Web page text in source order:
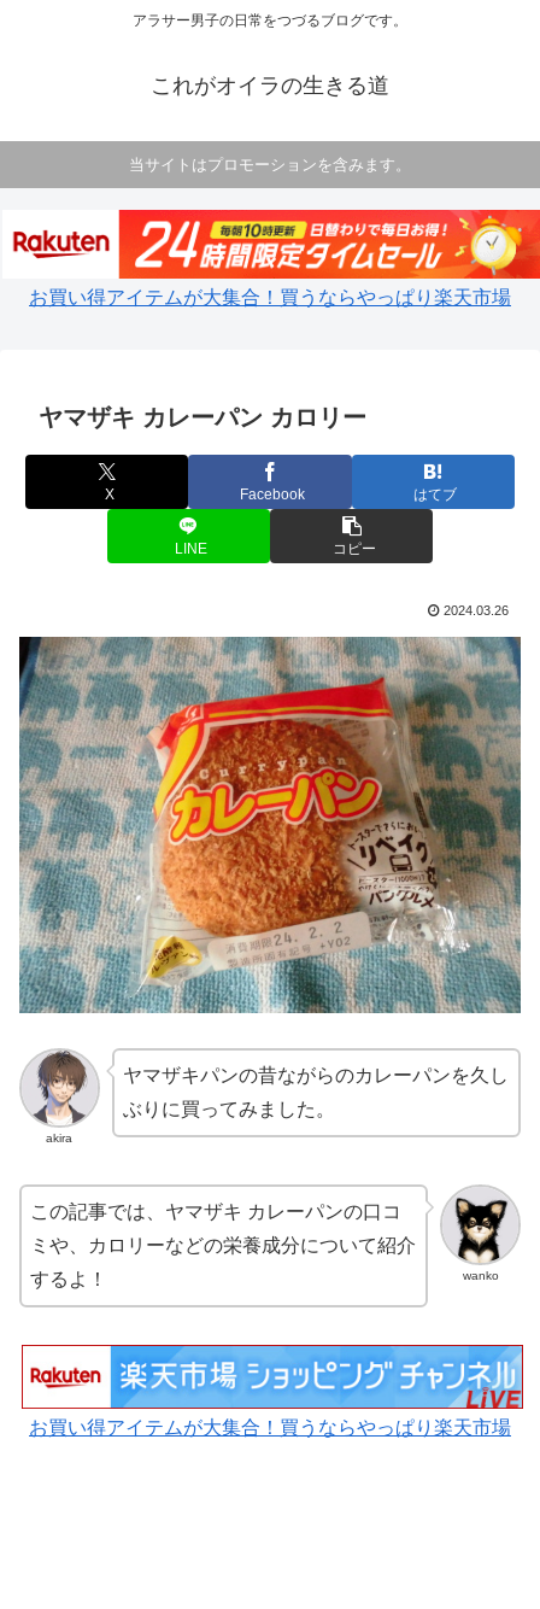
アラサー男子の日常をつづるブログです。
これがオイラの生きる道
当サイトはプロモーションを含みます。
お買い得アイテムが大集合！買うならやっぱり楽天市場
ヤマザキ カレーパン カロリー
X Facebook はてブ
LINE コピー
2024.03.26
akira
ヤマザキパンの昔ながらのカレーパンを久し
ぶりに買ってみました。
wanko
この記事では、ヤマザキ カレーパンの口コ
ミや、カロリーなどの栄養成分について紹介
するよ！
お買い得アイテムが大集合！買うならやっぱり楽天市場